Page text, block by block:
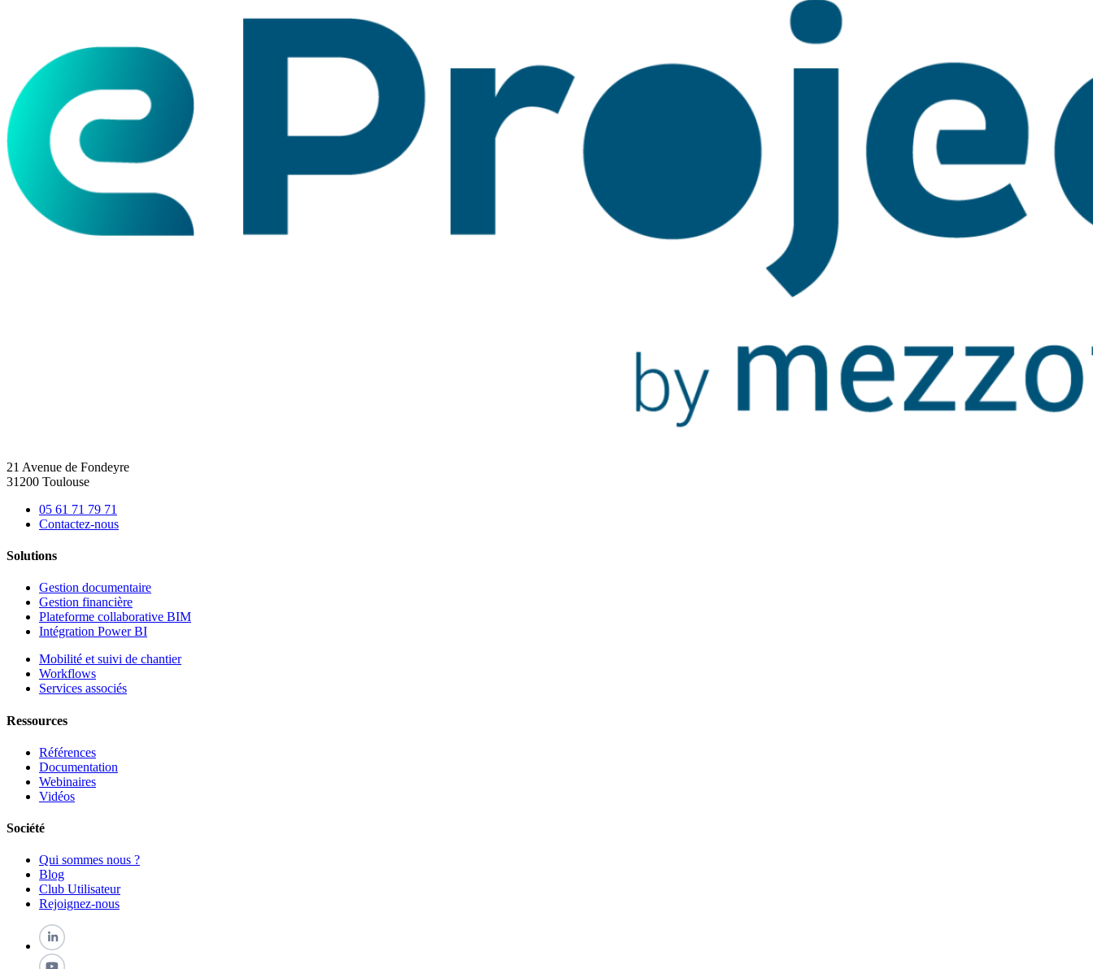
21 Avenue de Fondeyre
31200 Toulouse
05 61 71 79 71
Contactez-nous
Solutions
Gestion documentaire
Gestion financière
Plateforme collaborative BIM
Intégration Power BI
Mobilité et suivi de chantier
Workflows
Services associés
Ressources
Références
Documentation
Webinaires
Vidéos
Société
Qui sommes nous ?
Blog
Club Utilisateur
Rejoignez-nous